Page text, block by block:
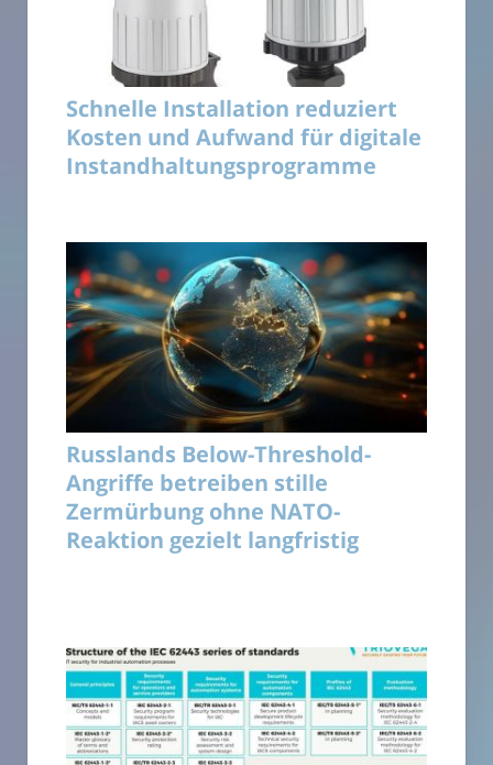
Schnelle Installation reduziert
Kosten und Aufwand für digitale
Instandhaltungsprogramme
Russlands Below-Threshold-
Angriffe betreiben stille
Zermürbung ohne NATO-
Reaktion gezielt langfristig